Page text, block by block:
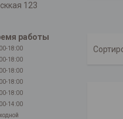
123
работы
18:00
18:00
18:00
18:00
18:00
14:00